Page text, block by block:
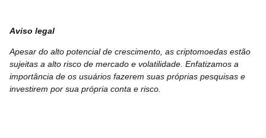
Aviso legal
Apesar do alto potencial de crescimento, as criptomoedas estão
sujeitas a alto risco de mercado e volatilidade. Enfatizamos a
importância de os usuários fazerem suas próprias pesquisas e
investirem por sua própria conta e risco.